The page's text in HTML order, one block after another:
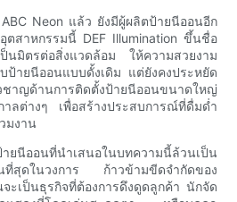
Neon แล้ว ยังมีผู้ผลิตป้ายนีออนอีก
ตสาหกรรมนี้ DEF Illumination ขึ้นชื่อ
มิตรต่อสิ่งแวดล้อม ให้ความสวยงาม
ป้ายนีออนแบบดั้งเดิม แต่ยังคงประหยัด
ชาญด้านการติดตั้งป้ายนีออนขนาดใหญ่
าลต่างๆ เพื่อสร้างประสบการณ์ที่ดื่มด่ำ
มงาน
อนที่นำเสนอในบทความนี้ล้วนเป็น
ที่สุดในวงการ ก้าวข้ามขีดจำกัดของ
ะเป็นธุรกิจที่ต้องการดึงดูดลูกค้า นักจัด